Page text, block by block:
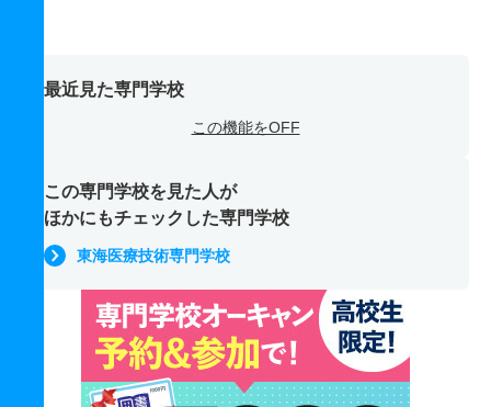
最近見た専門学校
この機能をOFF
この専門学校を見た人が
ほかにもチェックした専門学校
東海医療技術専門学校